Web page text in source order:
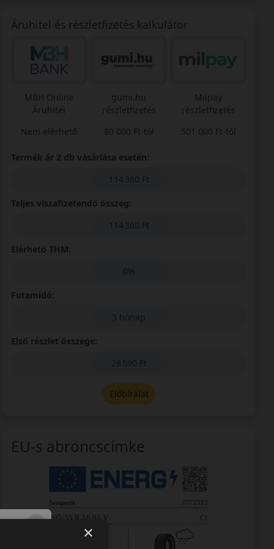
Áruhitel és részletfizetés kalkulátor
MBH Online
Áruhitel
Nem elérhető
gumi.hu
részletfizetés
80 000 Ft-tól
Milpay
részletfizetés
501 000 Ft-tól
Termék ár 2 db vásárlása esetén:
114 360 Ft
Teljes viszafizetendő összeg:
114 360 Ft
Elérhető THM:
0%
Futamidő:
3 hónap
Első részlet összege:
28 590 Ft
Előbírálat
EU-s abroncscímke
×